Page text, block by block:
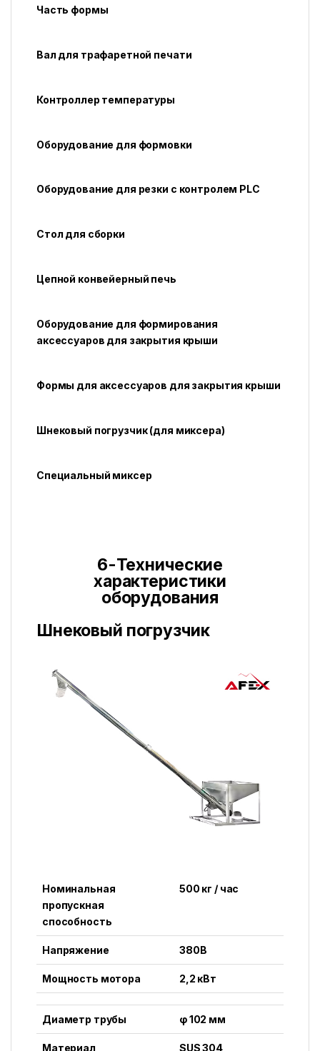
Часть формы
Вал для трафаретной печати
Контроллер температуры
Оборудование для формовки
Оборудование для резки с контролем PLC
Стол для сборки
Цепной конвейерный печь
Оборудование для формирования
аксессуаров для закрытия крыши
Формы для аксессуаров для закрытия крыши
Шнековый погрузчик (для миксера)
Специальный миксер
6-Технические
характеристики
оборудования
Шнековый погрузчик
Номинальная
пропускная
способность
500 кг / час
Напряжение 380В
Мощность мотора 2,2 кВт
Диаметр трубы φ 102 мм
Материал SUS 304